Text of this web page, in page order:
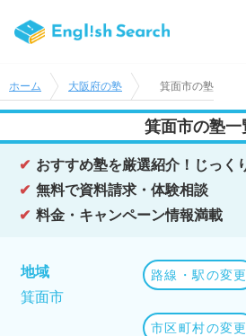
ホーム 大阪府の塾 箕面市の塾
箕面市の塾一
おすすめ塾を厳選紹介！じっく
無料で資料請求・体験相談
料金・キャンペーン情報満載
地域
箕面市
路線・駅の変更
市区町村の変更